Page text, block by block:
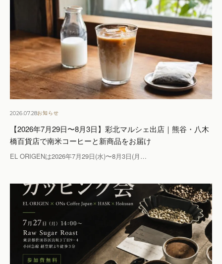
2026.07.28お知らせ
【2026年7月29日〜8月3日】彩北マルシェ出店｜熊谷・八木
橋百貨店で南米コーヒーと新商品をお届け
EL ORIGENは2026年7月29日(水)〜8月3日(月…